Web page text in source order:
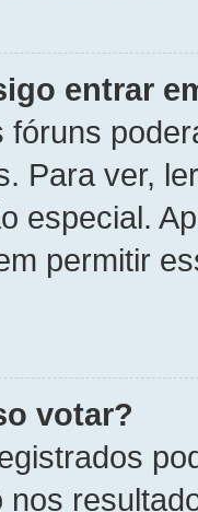
entrar
Para ver,
especial.
permitir
votar?
nos